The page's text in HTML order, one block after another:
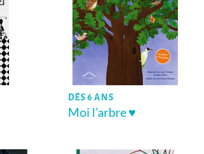
DÈS 6 ANS
Moi l’arbre ♥